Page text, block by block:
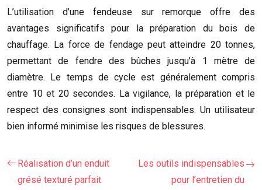
L’utilisation d’une fendeuse sur remorque offre des
avantages significatifs pour la préparation du bois de
chauffage. La force de fendage peut atteindre 20 tonnes,
permettant de fendre des bûches jusqu’à 1 mètre de
diamètre. Le temps de cycle est généralement compris
entre 10 et 20 secondes. La vigilance, la préparation et le
respect des consignes sont indispensables. Un utilisateur
bien informé minimise les risques de blessures.
Réalisation d’un enduit
grésé texturé parfait
Les outils indispensables
pour l’entretien du